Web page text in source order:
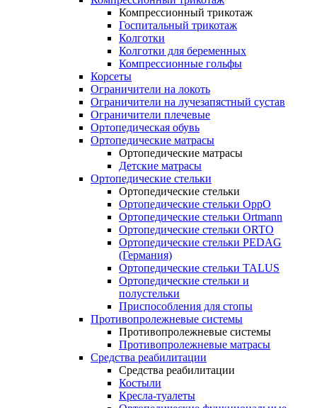
Компрессионный трикотаж
Госпитальный трикотаж
Колготки
Колготки для беременных
Компрессионные гольфы
Корсеты
Ограничители на локоть
Ограничители на лучезапястный сустав
Ограничители плечевые
Ортопедическая обувь
Ортопедические матрасы
Ортопедические матрасы
Детские матрасы
Ортопедические стельки
Ортопедические стельки
Ортопедические стельки OppO
Ортопедические стельки Ortmann
Ортопедические стельки ORTO
Ортопедические стельки PEDAG
(Германия)
Ортопедические стельки TALUS
Ортопедические стельки и
полустельки
Приспособления для стопы
Противопролежневые системы
Противопролежневые системы
Противопролежневые матрасы
Средства реабилитации
Средства реабилитации
Костыли
Кресла-туалеты